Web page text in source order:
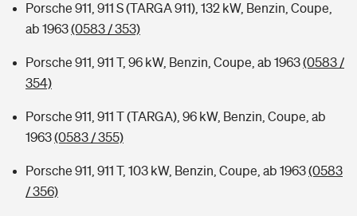
Porsche 911, 911 S (TARGA 911), 132 kW, Benzin, Coupe,
ab 1963(0583 / 353)
Porsche 911, 911 T, 96 kW, Benzin, Coupe, ab 1963(0583 /
354)
Porsche 911, 911 T (TARGA), 96 kW, Benzin, Coupe, ab
1963(0583 / 355)
Porsche 911, 911 T, 103 kW, Benzin, Coupe, ab 1963(0583
/ 356)